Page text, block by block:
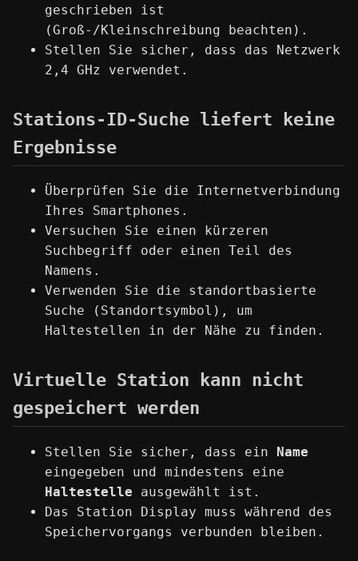
geschrieben ist
(Groß-/Kleinschreibung beachten).
Stellen Sie sicher, dass das Netzwerk
2,4 GHz verwendet.
Stations-ID-Suche liefert keine
Ergebnisse
Überprüfen Sie die Internetverbindung
Ihres Smartphones.
Versuchen Sie einen kürzeren
Suchbegriff oder einen Teil des
Namens.
Verwenden Sie die standortbasierte
Suche (Standortsymbol), um
Haltestellen in der Nähe zu finden.
Virtuelle Station kann nicht
gespeichert werden
Stellen Sie sicher, dass ein Name
eingegeben und mindestens eine
Haltestelle ausgewählt ist.
Das Station Display muss während des
Speichervorgangs verbunden bleiben.